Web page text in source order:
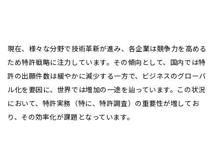
現在、様々な分野で技術革新が進み、各企業は競争力を高める
ため特許戦略に注力しています。その傾向として、国内では特
許の出願件数は緩やかに減少する一方で、ビジネスのグローバ
ル化を要因に、世界では増加の一途を辿っています。この状況
において、特許実務（特に、特許調査）の重要性が増してお
り、その効率化が課題となっています。